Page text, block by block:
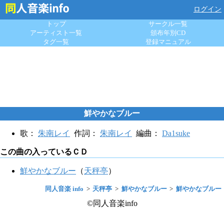
ログイン
トップ
サークル一覧
アーティスト一覧
頒布年別CD
タグ一覧
登録マニュアル
鮮やかなブルー
歌： 朱南レイ 作詞： 朱南レイ 編曲： Da1suke
この曲の入っているＣＤ
鮮やかなブルー （天秤亭）
同人音楽 info 天秤亭 鮮やかなブルー 鮮やかなブルー
©同人音楽info